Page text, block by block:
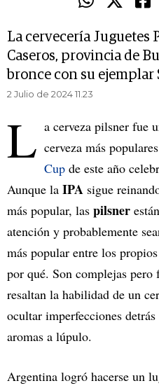
La cervecería Juguetes
Caseros, provincia de
bronce con su ejemplar
2 Julio de 2024 11.23
L a cerveza pilsner fue
cerveza más
Cup de este año
Aunque la IPA sigue
más popular, las pilsner
atención y probablemente
más popular entre los
por qué. Son complejas
resaltan la habilidad de un
ocultar imperfecciones
aromas a lúpulo.
Argentina logró hacerse un